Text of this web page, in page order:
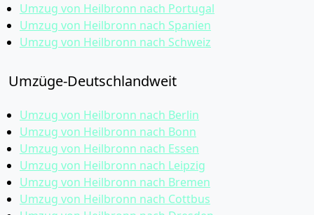
Umzug von Heilbronn nach Portugal
Umzug von Heilbronn nach Spanien
Umzug von Heilbronn nach Schweiz
Umzüge-Deutschlandweit
Umzug von Heilbronn nach Berlin
Umzug von Heilbronn nach Bonn
Umzug von Heilbronn nach Essen
Umzug von Heilbronn nach Leipzig
Umzug von Heilbronn nach Bremen
Umzug von Heilbronn nach Cottbus